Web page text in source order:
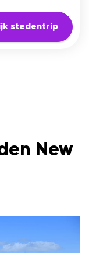
stedentrip
New